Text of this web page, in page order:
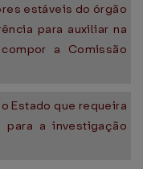
estáveis do órgão
para auxiliar na
a Comissão
Estado que requeira
para a investigação